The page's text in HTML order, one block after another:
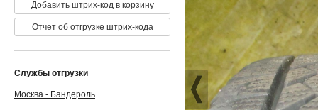
Добавить штрих-код в корзину
Отчет об отгрузке штрих-кода
Службы отгрузки
Москва - Бандероль